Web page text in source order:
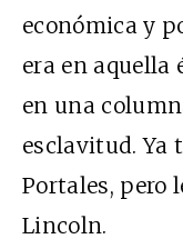
económica y
era en aquella
en una
esclavitud. Ya
Portales, pero
Lincoln.